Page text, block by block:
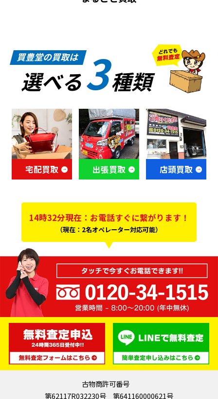
買豊堂の買取は
選べる3種類
宅配買取 出張買取 店頭買取
14時32分現在：お電話すぐに繋がります！
（現在：2名オペレーター対応可能）
古物商許可番号
第62117R032230号 第641160000621号